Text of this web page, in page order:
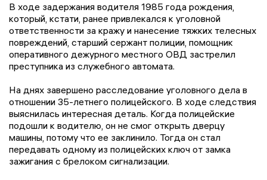
В ходе задержания водителя 1985 года рождения,
который, кстати, ранее привлекался к уголовной
ответственности за кражу и нанесение тяжких телесных
повреждений, старший сержант полиции, помощник
оперативного дежурного местного ОВД застрелил
преступника из служебного автомата.
На днях завершено расследование уголовного дела в
отношении 35-летнего полицейского. В ходе следствия
выяснилась интересная деталь. Когда полицейские
подошли к водителю, он не смог открыть дверцу
машины, потому что ее заклинило. Тогда он стал
передавать одному из полицейских ключ от замка
зажигания с брелоком сигнализации.